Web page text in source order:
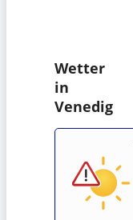
Wetter
in
Venedig